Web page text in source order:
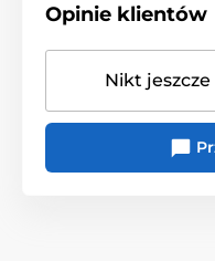
Opinie klientów
Nikt